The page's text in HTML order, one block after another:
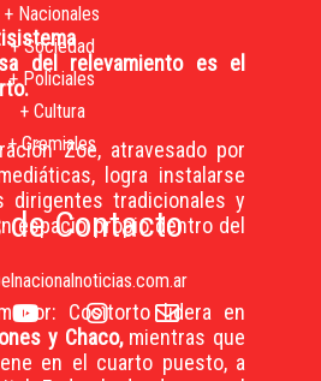
del relevamiento es el
Zoe, atravesado por
logra instalarse
dirigentes tradicionales y
espacio propio dentro del
Cositorto lidera en
y Chaco, mientras que
en el cuarto puesto, a
+ Nacionales
+ Sociedad
+ Policiales
+ Cultura
+ Gremiales
de Contacto